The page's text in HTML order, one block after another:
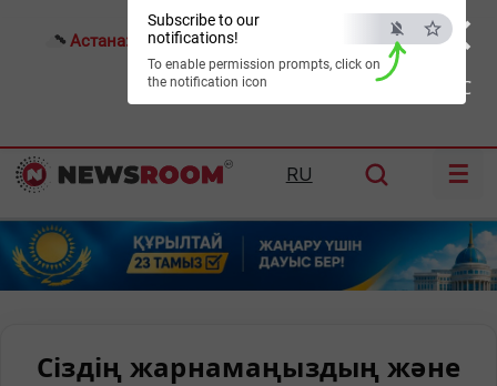
×
ESC
Subscribe to our
notifications!
To enable permission prompts, click on
the notification icon
Астана: 23°C Алматы: Шымкент:36°C
RU ☰
Сіздің жарнамаңыздың және